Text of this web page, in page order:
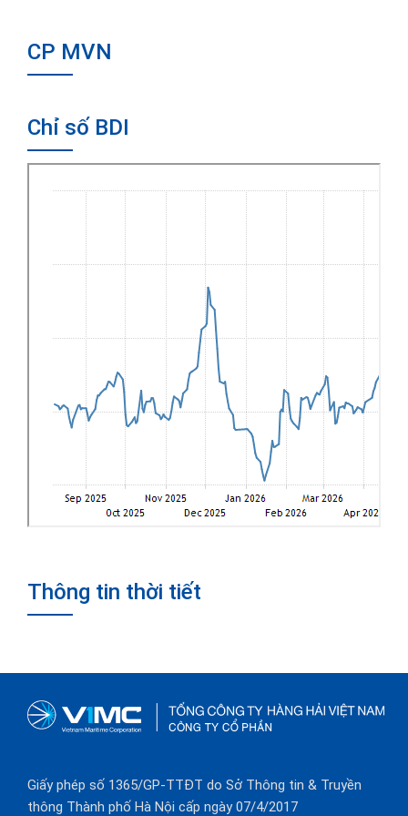
CP MVN
Chỉ số BDI
Thông tin thời tiết
Giấy phép số 1365/GP-TTĐT do Sở Thông tin & Truyền
thông Thành phố Hà Nội cấp ngày 07/4/2017